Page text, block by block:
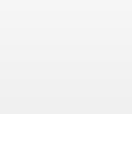
vers la mer » sur
Une échappée vers